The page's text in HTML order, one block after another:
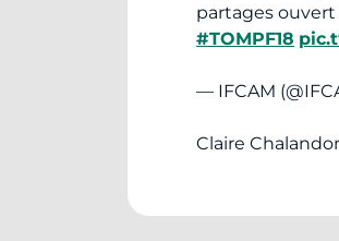
partages ouvert
#TOMPF18
— IFCAM
Claire